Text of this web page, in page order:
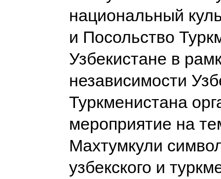
национальный
и Посольство
Узбекистане в
независимости
Туркменистана
мероприятие на
Махтумкули
узбекского и